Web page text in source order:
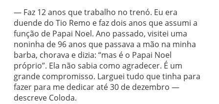
— Faz 12 anos que trabalho no trenó. Eu era
duende do Tio Remo e faz dois anos que assumi a
função de Papai Noel. Ano passado, visitei uma
noninha de 96 anos que passava a mão na minha
barba, chorava e dizia: “mas é o Papai Noel
próprio”. Ela não sabia como agradecer. É um
grande compromisso. Larguei tudo que tinha para
fazer para me dedicar até 30 de dezembro —
descreve Coloda.